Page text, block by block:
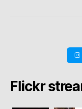
Flickr